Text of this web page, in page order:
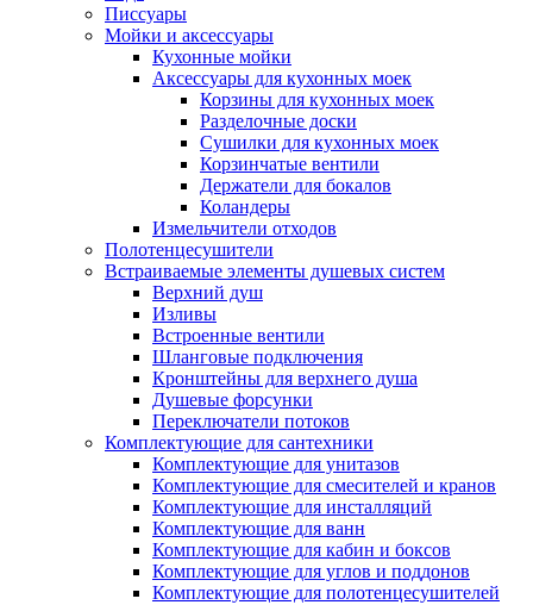
Писсуары
Мойки и аксессуары
Кухонные мойки
Аксессуары для кухонных моек
Корзины для кухонных моек
Разделочные доски
Сушилки для кухонных моек
Корзинчатые вентили
Держатели для бокалов
Коландеры
Измельчители отходов
Полотенцесушители
Встраиваемые элементы душевых систем
Верхний душ
Изливы
Встроенные вентили
Шланговые подключения
Кронштейны для верхнего душа
Душевые форсунки
Переключатели потоков
Комплектующие для сантехники
Комплектующие для унитазов
Комплектующие для смесителей и кранов
Комплектующие для инсталляций
Комплектующие для ванн
Комплектующие для кабин и боксов
Комплектующие для углов и поддонов
Комплектующие для полотенцесушителей